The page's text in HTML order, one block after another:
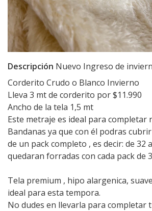
Descripción Nuevo Ingreso de
Corderito Crudo o Blanco Invierno
Lleva 3 mt de corderito por $11.990
Ancho de la tela 1,5 mt
Este metraje es ideal para completar
Bandanas ya que con él podras
de un pack completo , es decir: de 32
quedaran forradas con cada pack de
Tela premium , hipo alargenica,
ideal para esta tempora.
No dudes en llevarla para completar